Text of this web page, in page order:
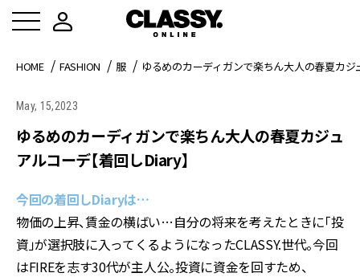
HOME FASHION 服 ゆるめのカーディガンで楽ちん大人の春夏カ
May, 15,2023
ゆるめのカーディガンで楽ちん大人の春夏カジュ
アルコーデ【着回しDiary】
今回の着回しDiaryは…
物価の上昇、賃金の横ばい…自分の将来を考えたときに「投
資」が選択肢に入ってくるようになったCLASSY.世代。今回
はFIREを志す30代が主人公。投資に資金を回すため、